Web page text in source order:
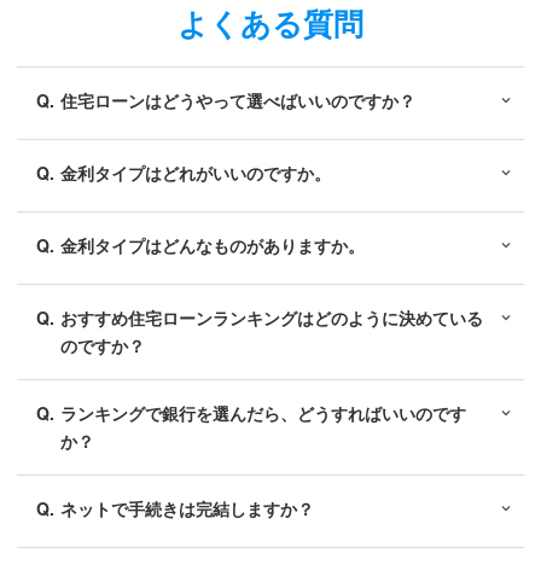
よくある質問
Q. 住宅ローンはどうやって選べばいいのですか？
Q. 金利タイプはどれがいいのですか。
Q. 金利タイプはどんなものがありますか。
Q. おすすめ住宅ローンランキングはどのように決めている
のですか？
Q. ランキングで銀行を選んだら、どうすればいいのです
か？
Q. ネットで手続きは完結しますか？